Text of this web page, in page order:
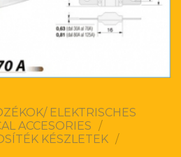
ELEKTRISCHES
ACCESORIES /
KÉSZLETEK /